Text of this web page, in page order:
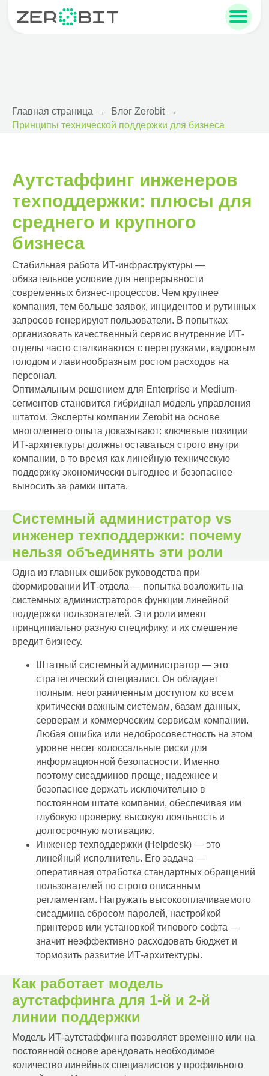
Главная страница → Блог Zerobit →
Принципы технической поддержки для бизнеса
Аутстаффинг инженеров
техподдержки: плюсы для
среднего и крупного
бизнеса
Стабильная работа ИТ-инфраструктуры —
обязательное условие для непрерывности
современных бизнес-процессов. Чем крупнее
компания, тем больше заявок, инцидентов и рутинных
запросов генерируют пользователи. В попытках
организовать качественный сервис внутренние ИТ-
отделы часто сталкиваются с перегрузками, кадровым
голодом и лавинообразным ростом расходов на
персонал.
Оптимальным решением для Enterprise и Medium-
сегментов становится гибридная модель управления
штатом. Эксперты компании Zerobit на основе
многолетнего опыта доказывают: ключевые позиции
ИТ-архитектуры должны оставаться строго внутри
компании, в то время как линейную техническую
поддержку экономически выгоднее и безопаснее
выносить за рамки штата.
Системный администратор vs
инженер техподдержки: почему
нельзя объединять эти роли
Одна из главных ошибок руководства при
формировании ИТ-отдела — попытка возложить на
системных администраторов функции линейной
поддержки пользователей. Эти роли имеют
принципиально разную специфику, и их смешение
вредит бизнесу.
Штатный системный администратор — это
стратегический специалист. Он обладает
полным, неограниченным доступом ко всем
критически важным системам, базам данных,
серверам и коммерческим сервисам компании.
Любая ошибка или недобросовестность на этом
уровне несет колоссальные риски для
информационной безопасности. Именно
поэтому сисадминов проще, надежнее и
безопаснее держать исключительно в
постоянном штате компании, обеспечивая им
глубокую проверку, высокую лояльность и
долгосрочную мотивацию.
Инженер техподдержки (Helpdesk) — это
линейный исполнитель. Его задача —
оперативная отработка стандартных обращений
пользователей по строго описанным
регламентам. Нагружать высокооплачиваемого
сисадмина сбросом паролей, настройкой
принтеров или установкой типового софта —
значит неэффективно расходовать бюджет и
тормозить развитие ИТ-архитектуры.
Как работает модель
аутстаффинга для 1-й и 2-й
линии поддержки
Модель ИТ-аутстаффинга позволяет временно или на
постоянной основе арендовать необходимое
количество линейных специалистов у профильного